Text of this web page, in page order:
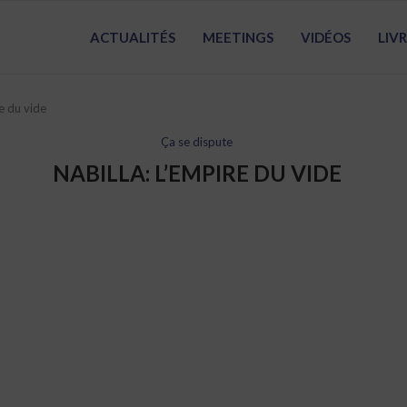
ACTUALITÉS MEETINGS VIDÉOS
du vide
Ça se dispute
NABILLA: L’EMPIRE DU VIDE